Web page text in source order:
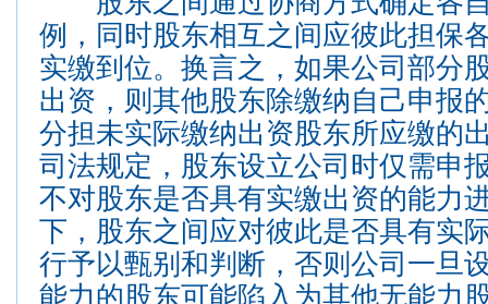
例，同时股东相互之间应彼此担保
实缴到位。换言之，如果公司部分
出资，则其他股东除缴纳自己申报
分担未实际缴纳出资股东所应缴的
司法规定，股东设立公司时仅需申
不对股东是否具有实缴出资的能力
下，股东之间应对彼此是否具有实
行予以甄别和判断，否则公司一旦
能力的股东可能陷入为其他无能力